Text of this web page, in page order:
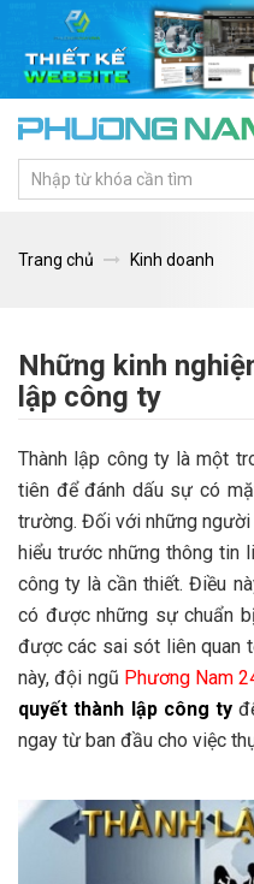
Trang chủ Kinh doanh
Những kinh
lập công ty
Thành lập công ty là một
tiên để đánh dấu sự có
trường. Đối với những
hiểu trước những thông tin
công ty là cần thiết. Điều
có được những sự chuẩn
được các sai sót liên quan
này, đội ngũ Phương Nam
quyết thành lập công ty
ngay từ ban đầu cho việc